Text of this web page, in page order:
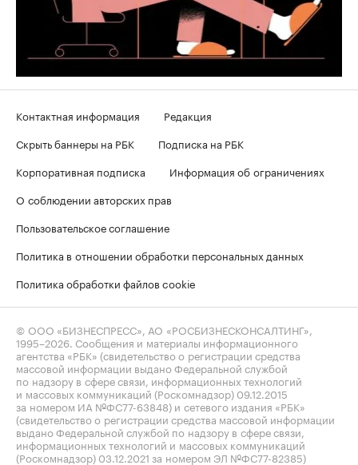
Контактная информация
Редакция
Скрыть баннеры на РБК
Подписка на РБК
Корпоративная подписка
Информация об ограничениях
О соблюдении авторских прав
Пользовательское соглашение
Политика в отношении обработки персональных данных
Политика обработки файлов cookie
© ООО «БИЗНЕСПРЕСС», АО «РОСБИЗНЕСКОНСАЛТИНГ»,
1995–2026 . Сообщения и материалы информационного
агентства «РБК» (свидетельство о регистрации средства
массовой информации выдано Федеральной службой
по надзору в сфере связи, информационных технологий
и массовых коммуникаций (Роскомнадзор) 09.12.2015
за номером ИА №ФС77-63848) и сетевого издания «РБК»
(свидетельство о регистрации средства массовой информации
выдано Федеральной службой по надзору в сфере связи,
информационных технологий и массовых коммуникаций
(Роскомнадзор) 03.12.2021 за номером ЭЛ №ФС77-82385)